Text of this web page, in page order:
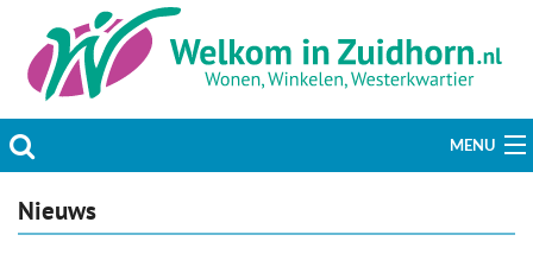
MENU
Actueel
Nieuws